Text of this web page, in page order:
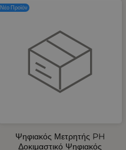
Ψηφιακός Μετρητής PH
Δοκιμαστικό Ψηφιακός
Νέο Προϊόν